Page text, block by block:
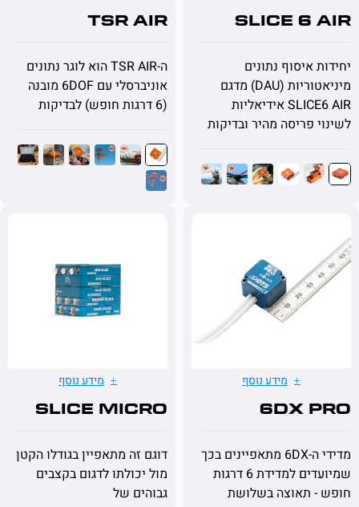
SLICE 6
איסוף נתונים
מיניאטוריות (DAU) מדגם
SLICE6 AIR אידיאליות
פריסה מהיר ובדיקות
TSR AIR
ה-TSR AIR הוא לוגר נתונים
אוניברסלי עם 6DOF מובנה
מידע נוסף
6DX
מדידי ה-6DX מתאפיינים בכך
שמיועדים למדידת 6 דרגות
תאוצה בשלושת
מידע נוסף
SLICE MICRO
דוגם זה מתאפיין בגודלו הקטן
מול יכולתו לדגום בקצבים
גבוהים של